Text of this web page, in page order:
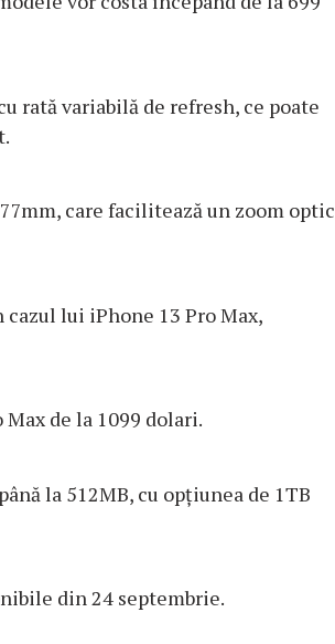
rată variabilă de refresh, ce poate
care facilitează un zoom optic
lui iPhone 13 Pro Max,
de la 1099 dolari.
la 512MB, cu opţiunea de 1TB
din 24 septembrie.